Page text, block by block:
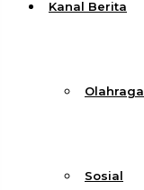
Kanal Berita
Olahraga
Sosial